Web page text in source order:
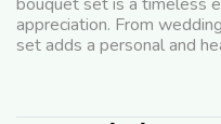
appreciation. From
set adds a personal and